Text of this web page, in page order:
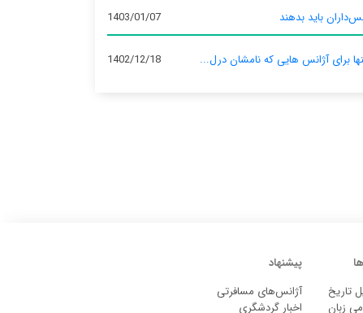
باید بدهند 1403/01/07
برای آژانس‌ هایی که نامشان درل... 1402/12/18
تاریخ
زبان
پیشنهاد
آژانس‌های مسافرتی
اخبار گردشگری